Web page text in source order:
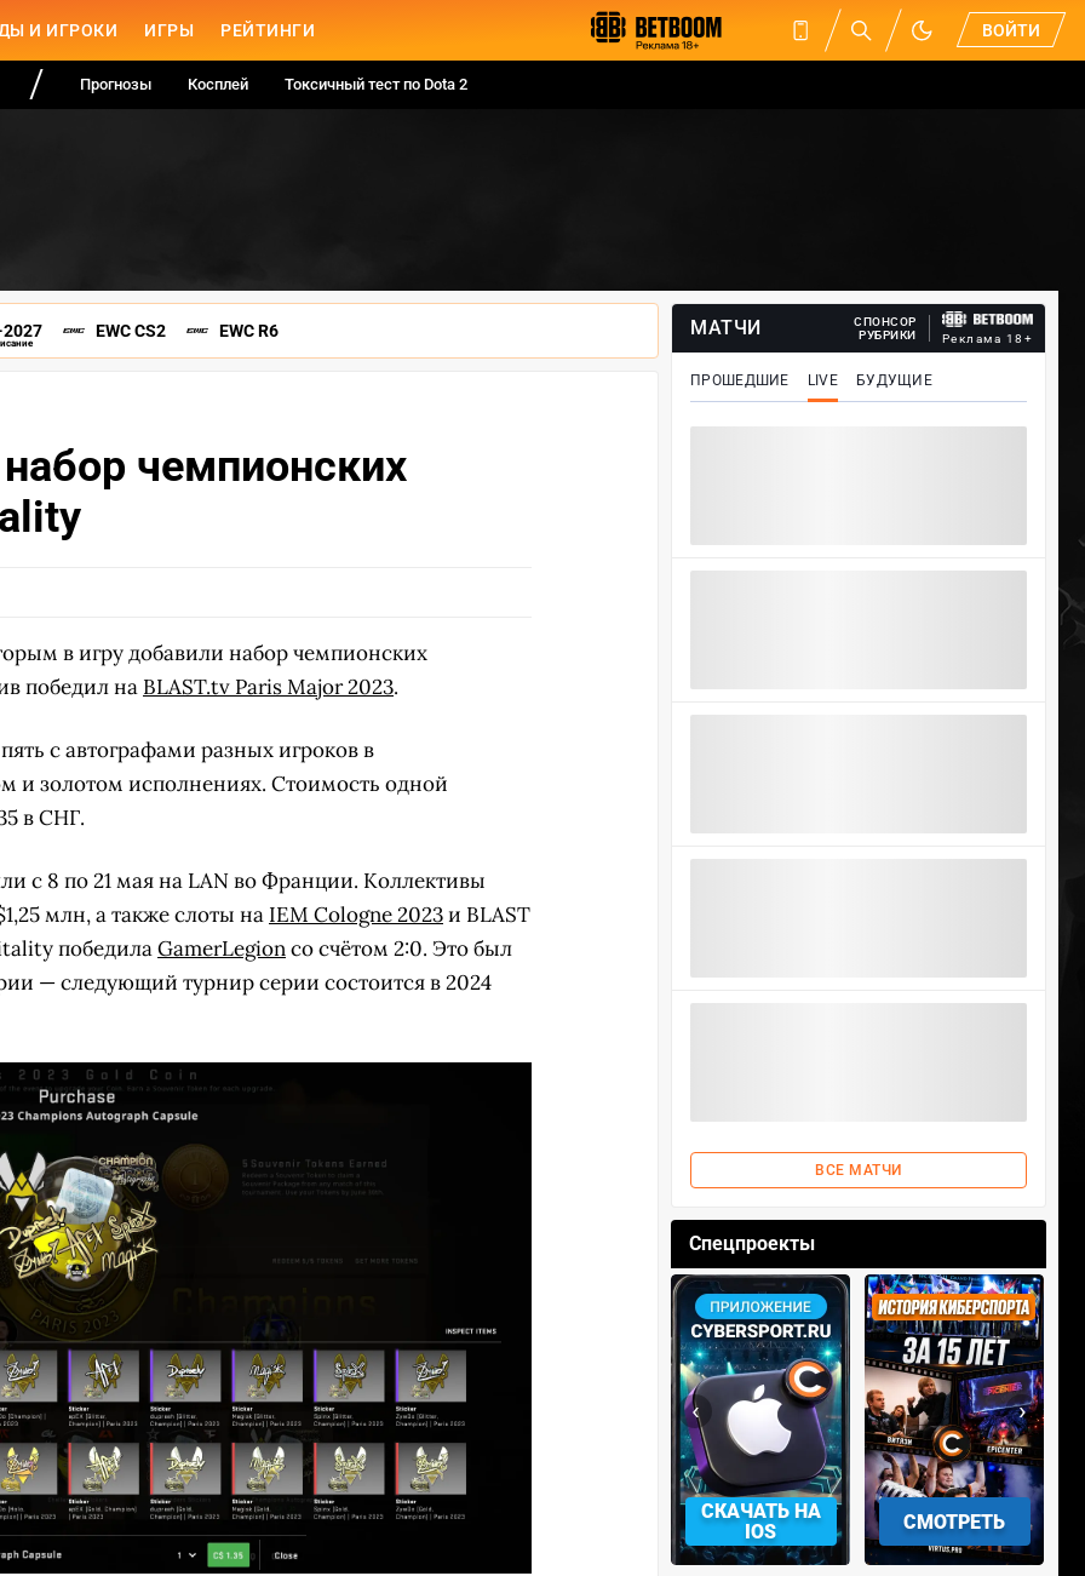
И ИГРОКИ ИГРЫ РЕЙТИНГИ ВОЙТИ
Прогнозы Косплей Токсичный тест по Dota 2
EWC CS2 EWC R6
чемпионских
в игру добавили набор чемпионских
победил на BLAST.tv Paris Major 2023.
с автографами разных игроков в
и золотом исполнениях. Стоимость одной
в СНГ.
с 8 по 21 мая на LAN во Франции. Коллективы
млн, а также слоты на IEM Cologne 2023и BLAST
победилаGamerLegionсо счётом 2:0. Это был
— следующий турнир серии состоится в 2024
МАТЧИ
СПОНСОР
РУБРИКИ
Реклама 18+
ПРОШЕДШИЕ LIVE БУДУЩИЕ
ВСЕ МАТЧИ
Спецпроекты
ВЫБРАТЬ
СКАЧАТЬ НА
СМОТРЕТЬ УЧАСТВОВАТЬ
‹ ›